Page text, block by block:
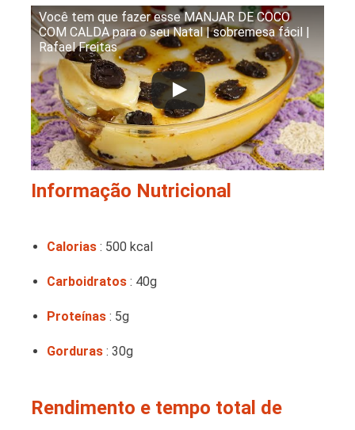
Você tem que fazer esse MANJAR DE COCO
COM CALDA para o seu Natal | sobremesa fácil |
Rafael Freitas
Informação Nutricional
Calorias : 500 kcal
Carboidratos : 40g
Proteínas : 5g
Gorduras : 30g
Rendimento e tempo total de